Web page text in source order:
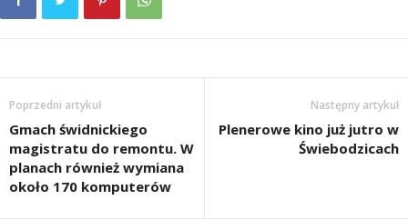
Poprzedni artykuł
Gmach świdnickiego
magistratu do remontu. W
planach również wymiana
około 170 komputerów
Następny artykuł
Plenerowe kino już jutro w
Świebodzicach